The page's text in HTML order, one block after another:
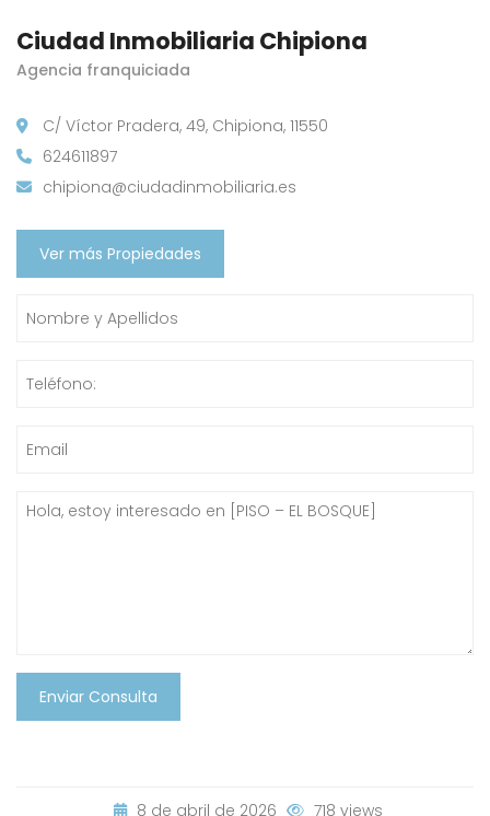
Ciudad Inmobiliaria Chipiona
Agencia franquiciada
C/ Víctor Pradera, 49, Chipiona, 11550
624611897
chipiona@ciudadinmobiliaria.es
Ver más Propiedades
Enviar Consulta
8 de abril de 2026 718 views